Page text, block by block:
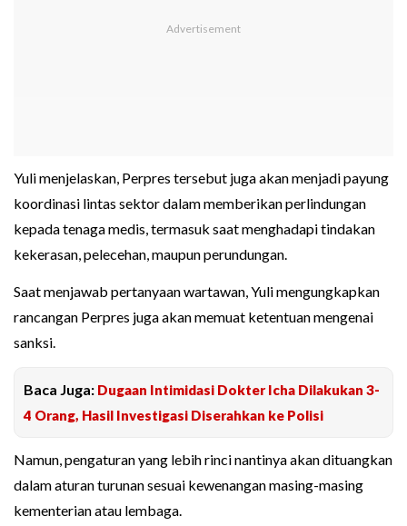
Yuli menjelaskan, Perpres tersebut juga akan menjadi payung
koordinasi lintas sektor dalam memberikan perlindungan
kepada tenaga medis, termasuk saat menghadapi tindakan
kekerasan, pelecehan, maupun perundungan.
Saat menjawab pertanyaan wartawan, Yuli mengungkapkan
rancangan Perpres juga akan memuat ketentuan mengenai
sanksi.
Baca Juga: Dugaan Intimidasi Dokter Icha Dilakukan 3-
4 Orang, Hasil Investigasi Diserahkan ke Polisi
Namun, pengaturan yang lebih rinci nantinya akan dituangkan
dalam aturan turunan sesuai kewenangan masing-masing
kementerian atau lembaga.